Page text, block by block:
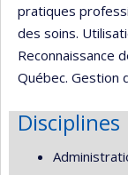
pratiques
des soins.
Reconnaissance
Québec. Gestion
Disciplines